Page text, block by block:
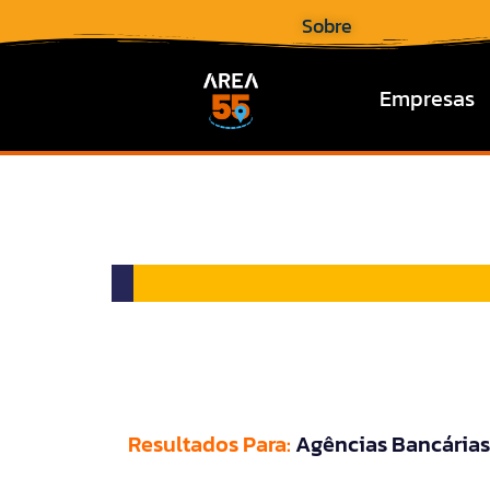
Sobre
Empresas
Resultados Para: Agências Bancárias